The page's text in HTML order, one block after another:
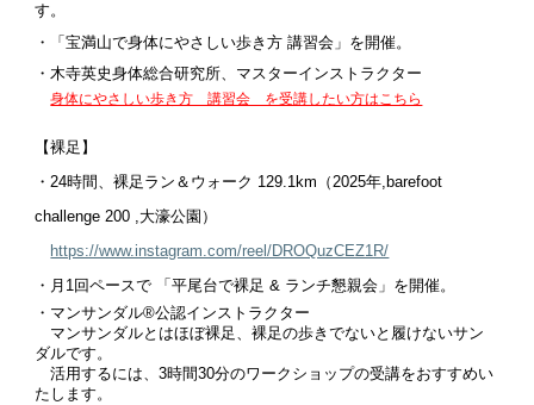
す。
・「宝満山で身体にやさしい歩き方 講習会」を開催。
・木寺英史身体総合研究所、マスターインストラクター
身体にやさしい歩き方 講習会 を受講したい方はこちら
【裸足】
・24時間、裸足ラン＆ウォーク 129.1km（2025年,barefoot
challenge 200 ,大濠公園）
https://www.instagram.com/reel/DROQuzCEZ1R/
・月1回ペースで 「平尾台で裸足 & ランチ懇親会」を開催。
・マンサンダル®︎公認インストラクター
マンサンダルとはほぼ裸足、裸足の歩きでないと履けないサン
ダルです。
活用するには、3時間30分のワークショップの受講をおすすめい
たします。